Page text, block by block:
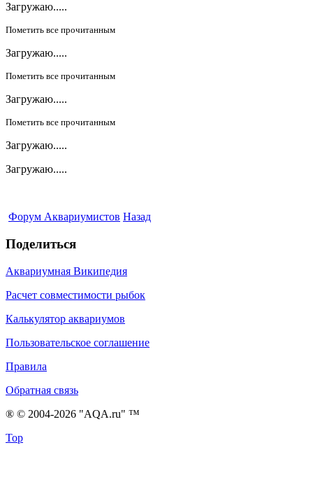
Загружаю.....
Пометить все прочитанным
Загружаю.....
Пометить все прочитанным
Загружаю.....
Пометить все прочитанным
Загружаю.....
Загружаю.....
Форум Аквариумистов Назад
Поделиться
Аквариумная Википедия
Расчет совместимости рыбок
Калькулятор аквариумов
Пользовательское соглашение
Правила
Обратная связь
® © 2004-2026 "AQA.ru" ™
Top